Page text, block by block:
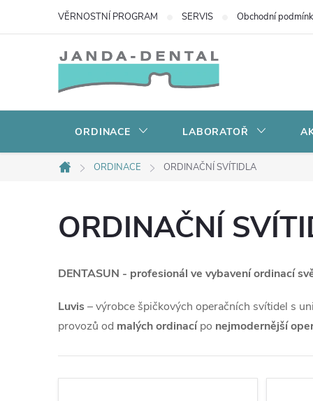
VĚRNOSTNÍ PROGRAM SERVIS Obchodní
ORDINACE LABORATOŘ
Domů
ORDINACE ORDINAČNÍ SVÍTIDLA
ORDINAČNÍ
DENTASUN - profesionál ve vybavení ordinací
Luvis – výrobce špičkových operačních svítidel s
provozů od malých ordinacípo nejmodernější